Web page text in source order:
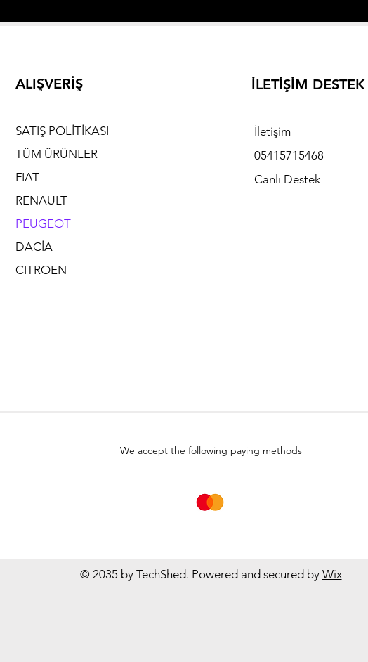
ALIŞVERİŞ
SATIŞ POLİTİKASI
TÜM ÜRÜNLER
FIAT
RENAULT
PEUGEOT
DACİA
CITROEN
İLETİŞİM
İletişim
05415715468
Canlı Destek
We accept the following paying methods
© 2035 by TechShed. Powered and secured by Wix